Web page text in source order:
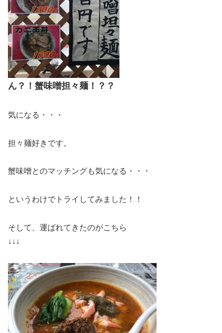
ん？！蟹味噌担々麺！？？
気になる・・・
担々麺好きです。
蟹味噌とのマッチングも気になる・・・
というわけでトライしてみました！！
そして、運ばれてきたのがこちら
↓↓↓